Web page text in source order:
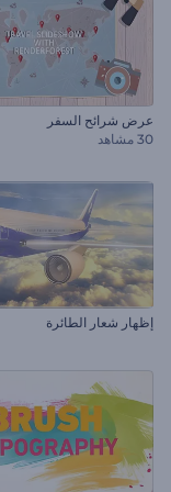
عرض شرائح السفر
30 مشاهد
إظهار شعار الطائرة